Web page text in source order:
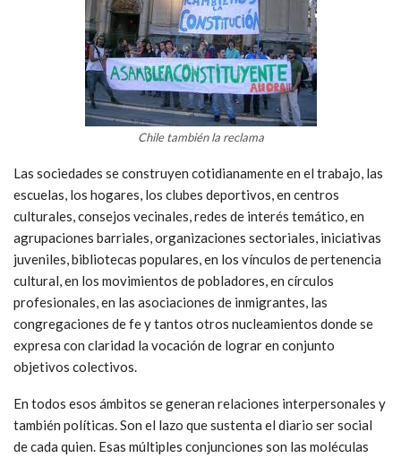
Chile también la reclama
Las sociedades se construyen cotidianamente en el trabajo, las
escuelas, los hogares, los clubes deportivos, en centros
culturales, consejos vecinales, redes de interés temático, en
agrupaciones barriales, organizaciones sectoriales, iniciativas
juveniles, bibliotecas populares, en los vínculos de pertenencia
cultural, en los movimientos de pobladores, en círculos
profesionales, en las asociaciones de inmigrantes, las
congregaciones de fe y tantos otros nucleamientos donde se
expresa con claridad la vocación de lograr en conjunto
objetivos colectivos.
En todos esos ámbitos se generan relaciones interpersonales y
también políticas. Son el lazo que sustenta el diario ser social
de cada quien. Esas múltiples conjunciones son las moléculas